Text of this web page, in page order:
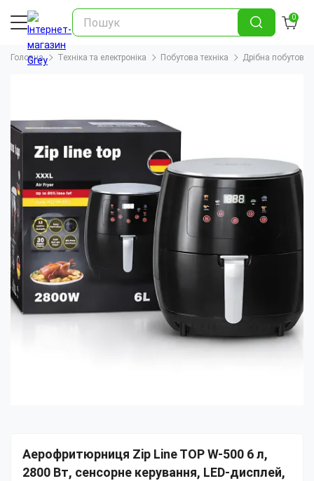
0
Головна Техніка та електроніка Побутова техніка Дрібна побутова
Аерофритюрниця Zip Line TOP W-500 6 л,
2800 Вт, сенсорне керування, LED-дисплей,